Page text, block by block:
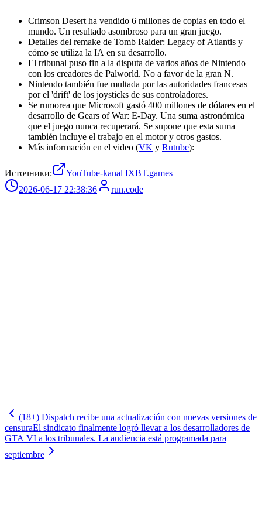
Crimson Desert ha vendido 6 millones de copias en todo el
mundo. Un resultado asombroso para un gran juego.
Detalles del remake de Tomb Raider: Legacy of Atlantis y
cómo se utiliza la IA en su desarrollo.
El tribunal puso fin a la disputa de varios años de Nintendo
con los creadores de Palworld. No a favor de la gran N.
Nintendo también fue multada por las autoridades francesas
por el 'drift' de los joysticks de sus controladores.
Se rumorea que Microsoft gastó 400 millones de dólares en el
desarrollo de Gears of War: E-Day. Una suma astronómica
que el juego nunca recuperará. Se supone que esta suma
también incluye el trabajo en el motor y otros gastos.
Más información en el video (VK y Rutube):
Источники:
YouTube-kanal IXBT.games
2026-06-17 22:38:36
run.code
(18+) Dispatch recibe una actualización con nuevas versiones de
censuraEl sindicato finalmente logró llevar a los desarrolladores de
GTA VI a los tribunales. La audiencia está programada para
septiembre